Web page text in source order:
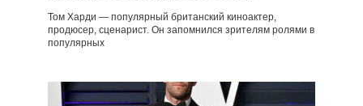
Том Харди — популярный британский киноактер,
продюсер, сценарист. Он запомнился зрителям ролями в
популярных